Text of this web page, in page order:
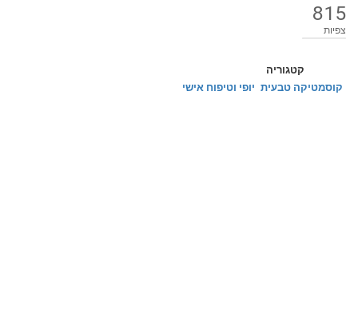
815
צפיות
קטגוריה
קוסמטיקה טבעית יופי וטיפוח אישי